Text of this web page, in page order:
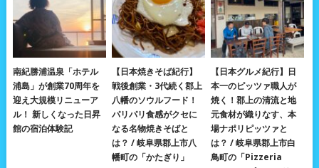
南紀勝浦温泉「ホテル
浦島」が創業70周年を
迎え大規模リニューア
ル！ 新しくなった日昇
館の宿泊体験記
【日本焼きそば紀行】
戦後創業・3代続く郡上
八幡のソウルフード！
パリパリ食感がクセに
なる名物焼きそばと
は？ / 岐阜県郡上市八
幡町の「かたぎり」
【日本グルメ紀行】日
本一のピッツァ職人が
焼く！郡上の清流と地
元食材が織りなす、本
場ナポリピッツァと
は？ / 岐阜県郡上市白
鳥町の「Pizzeria